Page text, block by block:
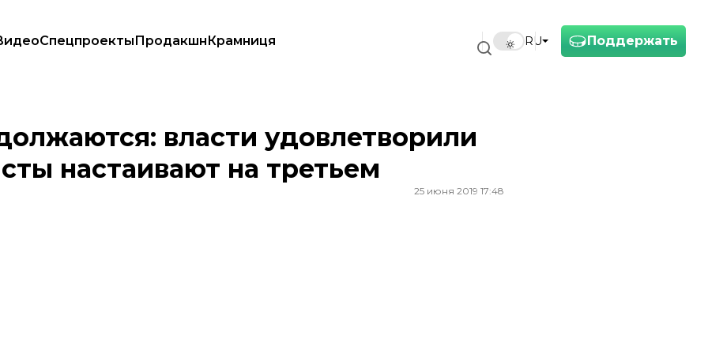
Поддержать
RU
СпецпроектыПродакшнКрамниця
активисты настаивают на третьем
власти удовлетворили
настаивают на третьем
25 июня 2019 17:48